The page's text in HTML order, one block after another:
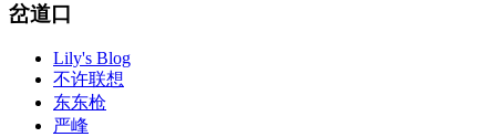
岔道口
Lily's Blog
不许联想
东东枪
严峰